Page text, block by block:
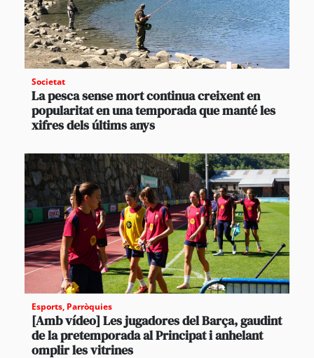
Societat
La pesca sense mort continua creixent en
popularitat en una temporada que manté les
xifres dels últims anys
Esports, Parròquies
[Amb vídeo] Les jugadores del Barça, gaudint
de la pretemporada al Principat i anhelant
omplir les vitrines